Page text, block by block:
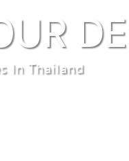
In Thailand